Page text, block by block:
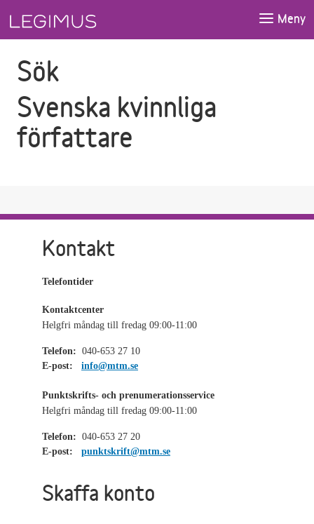
Meny
Sök
Svenska kvinnliga
författare
Kontakt
Telefontider
Kontaktcenter
Helgfri måndag till fredag 09:00-11:00
Telefon: 040-653 27 10
E-post:
info@mtm.se
Punktskrifts- och prenumerationsservice
Helgfri måndag till fredag 09:00-11:00
Telefon: 040-653 27 20
E-post:
punktskrift@mtm.se
Skaffa konto